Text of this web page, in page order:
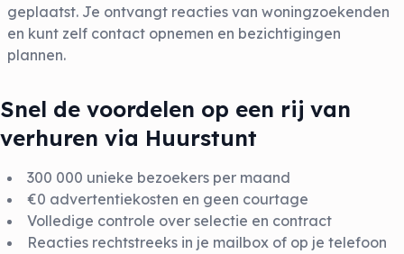
geplaatst. Je ontvangt reacties van woningzoekenden
en kunt zelf contact opnemen en bezichtigingen
plannen.
Snel de voordelen op een rij van
verhuren via Huurstunt
300 000 unieke bezoekers per maand
€0 advertentiekosten en geen courtage
Volledige controle over selectie en contract
Reacties rechtstreeks in je mailbox of op je telefoon